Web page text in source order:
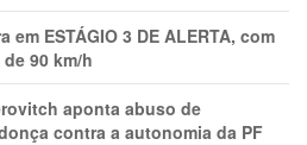
em ESTÁGIO 3 DE ALERTA, com
90 km/h
aponta abuso de
contra a autonomia da PF